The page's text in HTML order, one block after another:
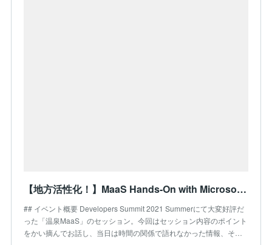
【地方活性化！】MaaS Hands-On with Microsoft Azure【ミニアプリ】 (2021/09/15 19:00〜)
## イベント概要 Developers Summit 2021 Summerにて大変好評だ
った「温泉MaaS」のセッション。今回はセッション内容のポイント
をかい摘んでお話し、当日は時間の関係で語れなかった情報、そ…